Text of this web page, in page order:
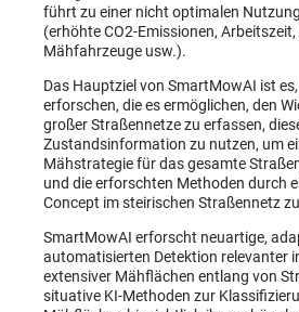
führt zu einer nicht optimalen
(erhöhte CO2-Emissionen,
Mähfahrzeuge usw.).
Das Hauptziel von SmartMowAI ist
erforschen, die es ermöglichen, den
großer Straßennetze zu erfassen,
Zustandsinformation zu nutzen, um
Mähstrategie für das gesamte
und die erforschten Methoden durch
Concept im steirischen Straßennetz
SmartMowAI erforscht neuartige,
automatisierten Detektion relevanter
extensiver Mähflächen entlang von
situative KI-Methoden zur